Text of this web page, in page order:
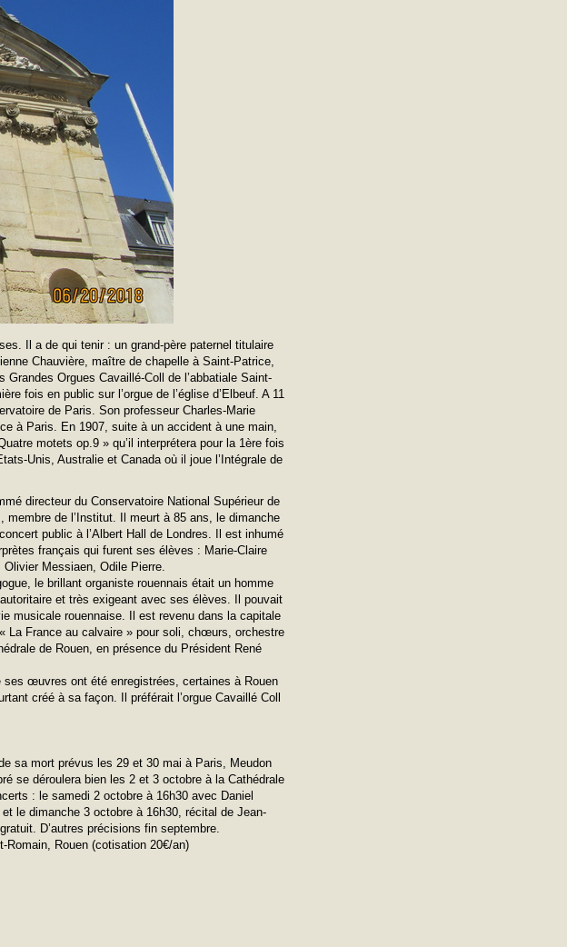
Il a de qui tenir : un grand-père paternel titulaire
Chauvière, maître de chapelle à Saint-Patrice,
Orgues Cavaillé-Coll de l’abbatiale Saint-
fois en public sur l’orgue de l’église d’Elbeuf. A 11
de Paris. Son professeur Charles-Marie
à Paris. En 1907, suite à un accident à une main,
motets op.9 » qu’il interprétera pour la 1ère fois
Unis, Australie et Canada où il joue l’Intégrale de
directeur du Conservatoire National Supérieur de
de l’Institut. Il meurt à 85 ans, le dimanche
public à l’Albert Hall de Londres. Il est inhumé
français qui furent ses élèves : Marie-Claire
Messiaen, Odile Pierre.
le brillant organiste rouennais était un homme
et très exigeant avec ses élèves. Il pouvait
musicale rouennaise. Il est revenu dans la capitale
La France au calvaire » pour soli, chœurs, orchestre
de Rouen, en présence du Président René
œuvres ont été enregistrées, certaines à Rouen
créé à sa façon. Il préférait l’orgue Cavaillé Coll
sa mort prévus les 29 et 30 mai à Paris, Meudon
se déroulera bien les 2 et 3 octobre à la Cathédrale
: le samedi 2 octobre à 16h30 avec Daniel
le dimanche 3 octobre à 16h30, récital de Jean-
D’autres précisions fin septembre.
Romain, Rouen (cotisation 20€/an)